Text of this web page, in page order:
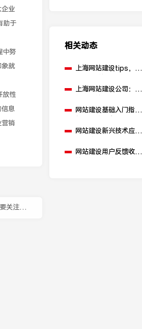
业
助于
中努
就
放性
息
销
关注哪
相关动态
上海网站建设tips，避
上海网站建设公司：网
些？
网站建设基础入门指南
网站建设新兴技术应用
网站建设用户反馈收集